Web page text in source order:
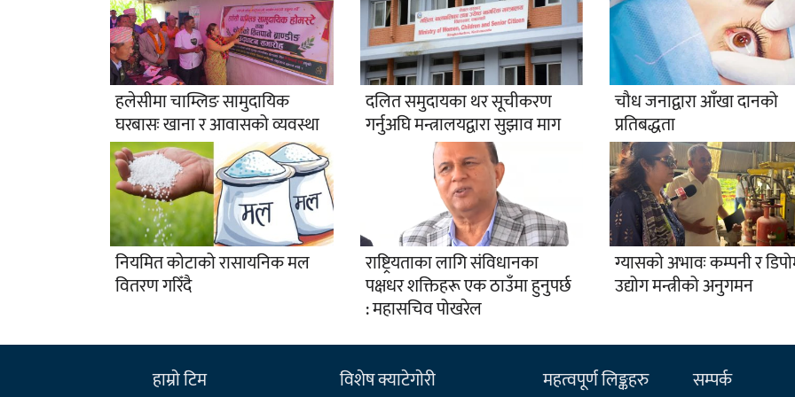
हलेसीमा चाम्लिङ सामुदायिक
घरबासः खाना र आवासको व्यवस्था
दलित समुदायका थर सूचीकरण
गर्नुअघि मन्त्रालयद्वारा सुझाव माग
चौध जनाद्वारा आँखा दानको
प्रतिबद्धता
नियमित कोटाको रासायनिक मल
वितरण गरिँदै
राष्ट्रियताका लागि संविधानका
पक्षधर शक्तिहरू एक ठाउँमा हुनुपर्छ
: महासचिव पोखरेल
ग्यासको अभावः कम्पनी र
उद्योग मन्त्रीको अनुगमन
हाम्राे टिम विशेष क्याटेगाेरी महत्वपूर्ण लिङ्कहरु सम्पर्क